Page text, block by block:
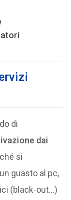
di
dai
si
guasto al pc,
(black-out…)